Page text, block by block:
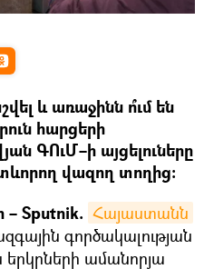
և առաջինն ո՞ւմ են
հարցերի
ԳՈւՄ–ի այցելուները
վազող տողից։
Sputnik. Հայաստանն
գործակալության
ամանորյա